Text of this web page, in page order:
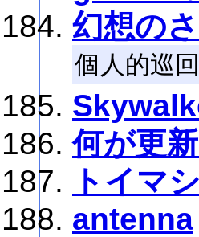
幻想の
個人的巡
何が更
トイマ
antenna